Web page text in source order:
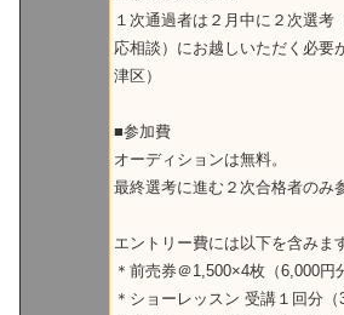
１次通過者は２月中に２次選
応相談）にお越しいただく必要
津区）
■参加費
オーディションは無料。
最終選考に進む２次合格者のみ
エントリー費には以下を含みま
＊前売券＠1,500×4枚（6,000円
＊ショーレッスン 受講１回分（